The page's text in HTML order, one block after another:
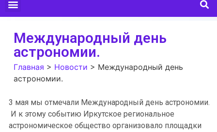
Международный день
астрономии.
Главная > Новости > Международный день
астрономии.
3 мая мы отмечали Международный день астрономии.
И к этому событию Иркутское региональное
астрономическое общество организовало площадки